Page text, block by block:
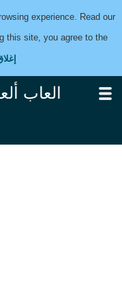
experience. Read our
this site, you agree to the
العاب